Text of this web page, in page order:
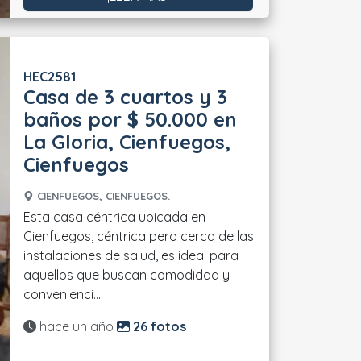
HEC2581
Casa de 3 cuartos y 3
baños por $ 50.000 en
La Gloria, Cienfuegos,
Cienfuegos
CIENFUEGOS, CIENFUEGOS.
Esta casa céntrica ubicada en
Cienfuegos, céntrica pero cerca de las
instalaciones de salud, es ideal para
aquellos que buscan comodidad y
convenienci....
Actualizado:
hace un año 26 fotos